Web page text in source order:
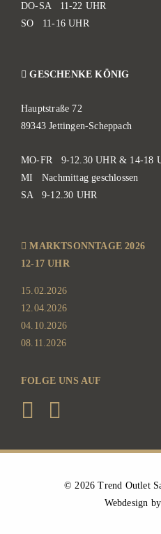
DO-SA 11-22 UHR
SO 11-16 UHR
GESCHENKE KÖNIG
Hauptstraße 72
89343 Jettingen-Scheppach
MO-FR 9-12.30 UHR & 14-18
MI Nachmittag geschlossen
SA 9-12.30 UHR
MARKTSONNTAGE 2026
12-17 UHR
15.02.2026
12.04.2026
04.10.2026
08.11.2026
FOLGE UNS AUF
©2026 Trend Outlet
Webdesign